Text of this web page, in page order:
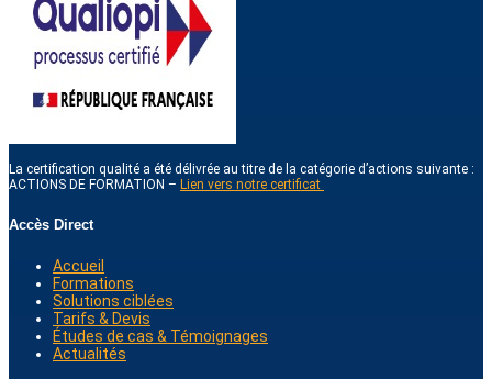
La certification qualité a été délivrée au titre de la catégorie d’actions suivante :
ACTIONS DE FORMATION – Lien vers notre certificat
Accès Direct
Accueil
Formations
Solutions ciblées
Tarifs & Devis
Études de cas & Témoignages
Actualités